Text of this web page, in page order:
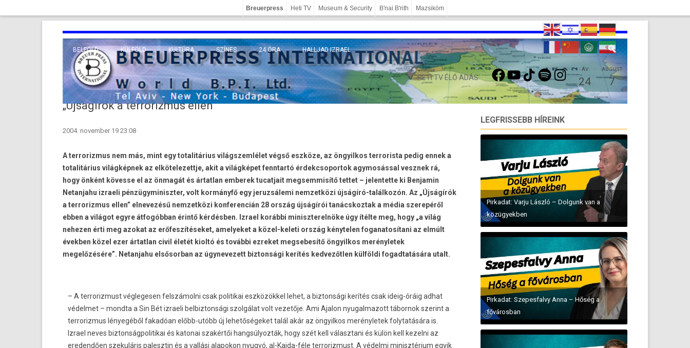
Breuerpress Heti TV Museum & Security B'nai B'rith Mazsiköm
BELFÖLD KÜLFÖLD
EURÓPA
KÖZEL-KELET
TENGERENTÚL
KULTÚRA
TUDOMÁNY
VALLÁS
SZÍNES 24 ÓRA HALLJAD IZRAEL
HETI TV ÉLŐ ADÁS
FACEBOOKYOUTUBETIKTOKSPOTIFYINSTAGRAMÁV
24
AUGUST
7
„Újságírók a terrorizmus ellen”
2004. november 19 23:08
A terrorizmus nem más, mint egy totalitárius világszemlélet végső eszköze, az öngyilkos terrorista pedig ennek a
totalitárius világképnek az elkötelezettje, akit a világképet fenntartó érdekcsoportok agymosással vesznek rá,
hogy önként kövesse el az önmagát és ártatlan emberek tucatjait megsemmisítő tettet – jelentette ki Benjamin
Netanjahu izraeli pénzügyminiszter, volt kormányfő egy jeruzsálemi nemzetközi újságíró-találkozón. Az „Újságírók
a terrorizmus ellen” elnevezésű nemzetközi konferencián 28 ország újságírói tanácskoztak a média szerepéről
ebben a világot egyre átfogóbban érintő kérdésben. Izrael korábbi miniszterelnöke úgy ítélte meg, hogy „a világ
nehezen érti meg azokat az erőfeszítéseket, amelyeket a közel-keleti ország kénytelen foganatosítani az elmúlt
években közel ezer ártatlan civil életét kioltó és további ezreket megsebesítő öngyilkos merényletek
megelőzésére”. Netanjahu elsősorban az úgynevezett biztonsági kerítés kedvezőtlen külföldi fogadtatására utalt.
– A terrorizmust véglegesen felszámolni csak politikai eszközökkel lehet, a biztonsági kerítés csak ideig-óráig adhat
védelmet – mondta a Sin Bét izraeli belbiztonsági szolgálat volt vezetője. Ami Ajalon nyugalmazott tábornok szerint a
terrorizmus lényegéből fakadóan előbb-utóbb új lehetőségeket talál akár az öngyilkos merényletek folytatására is.
Izrael neves biztonságpolitikai és katonai szakértői hangsúlyozták, hogy szét kell választani és külön kell kezelni az
eredendően szekuláris palesztin és a vallási alapokon nyugvó, al-Kaida-féle terrorizmust. A védelmi minisztérium egyik
LEGFRISSEBB HÍREINK
Pirkadat: Varju László – Dolgunk van a
közügyekben
Pirkadat: Szepesfalvy Anna – Hőség a
fővárosban